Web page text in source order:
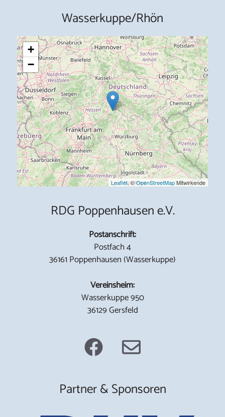
Wasserkuppe/Rhön
+
−
Leaflet, ©OpenStreetMapMitwirkende
RDG Poppenhausen e.V.
Postanschrift:
Postfach 4
36161 Poppenhausen (Wasserkuppe)
Vereinsheim:
Wasserkuppe 950
36129 Gersfeld
Partner & Sponsoren